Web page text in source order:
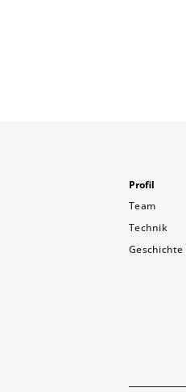
Profil
Team
Technik
Geschichte